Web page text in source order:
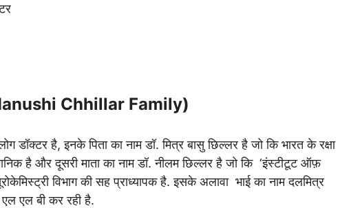
Manushi Chhillar Family)
डॉक्टर है, इनके पिता का नाम डॉ. मित्र बासु छिल्लर है जो कि भारत के रक्षा
है और दूसरी माता का नाम डॉ. नीलम छिल्लर है जो कि ‘इंस्टीटूट ऑफ़
विभाग की सह प्राध्यापक है. इसके अलावा भाई का नाम दलमित्र
एल एल बी कर रही है.